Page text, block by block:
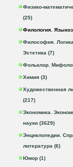
Физико-
(25)
Филология.
Философия.
Эстетика (7)
Фольклор.
Химия (3)
Художественная
(217)
Экономика.
науки (3629)
Энциклопедии.
литература (6)
Юмор (1)